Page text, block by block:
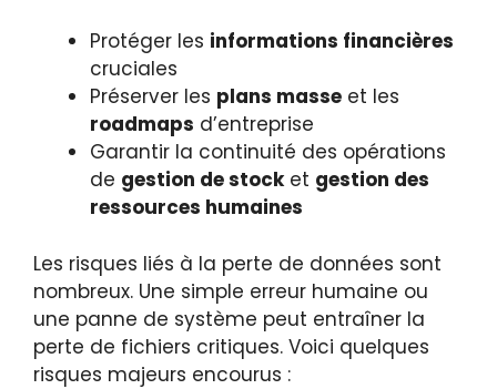
Protéger les informations financières
cruciales
Préserver les plans masse et les
roadmaps d’entreprise
Garantir la continuité des opérations
de gestion de stocket gestion des
ressources humaines
Les risques liés à la perte de données sont
nombreux. Une simple erreur humaine ou
une panne de système peut entraîner la
perte de fichiers critiques. Voici quelques
risques majeurs encourus :